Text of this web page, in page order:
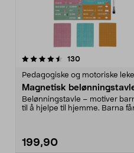
130anmeldelser
Pedagogiske og motoriske
Magnetisk
Belønningstavle – motiver
til å hjelpe til hjemme. Barna
199,90
3.0 av 5 stjerner